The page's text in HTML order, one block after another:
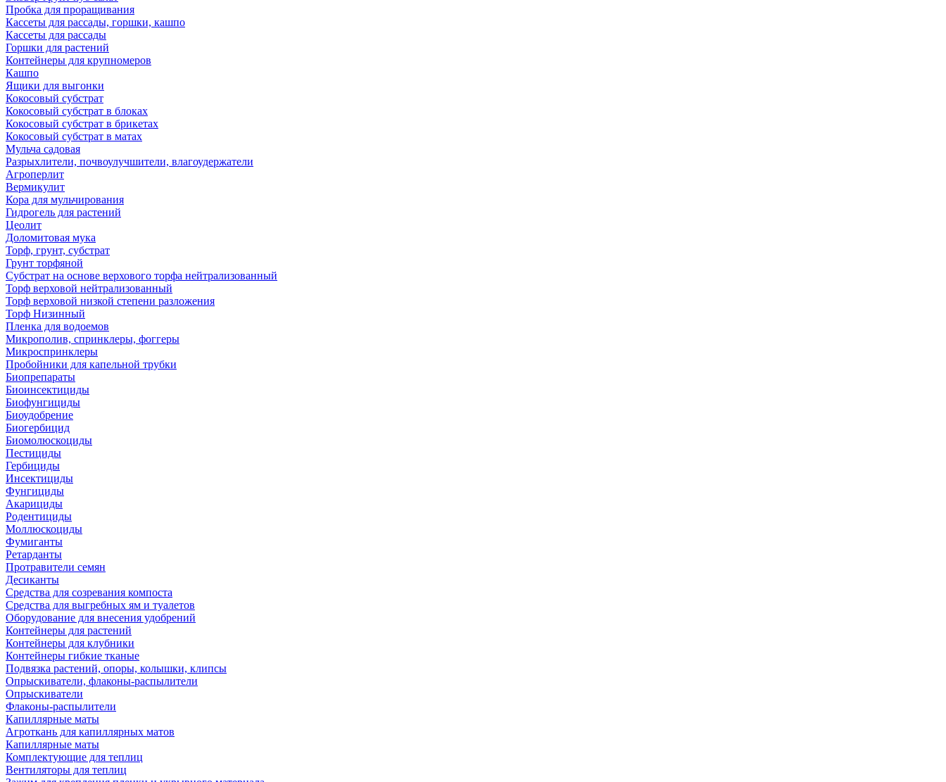
Пробка для проращивания
Кассеты для рассады, горшки, кашпо
Кассеты для рассады
Горшки для растений
Контейнеры для крупномеров
Кашпо
Ящики для выгонки
Кокосовый субстрат
Кокосовый субстрат в блоках
Кокосовый субстрат в брикетах
Кокосовый субстрат в матах
Мульча садовая
Разрыхлители, почвоулучшители, влагоудержатели
Агроперлит
Вермикулит
Кора для мульчирования
Гидрогель для растений
Цеолит
Доломитовая мука
Торф, грунт, субстрат
Грунт торфяной
Субстрат на основе верхового торфа нейтрализованный
Торф верховой нейтрализованный
Торф верховой низкой степени разложения
Торф Низинный
Пленка для водоемов
Микрополив, спринклеры, фоггеры
Микроспринклеры
Пробойники для капельной трубки
Биопрепараты
Биоинсектициды
Биофунгициды
Биоудобрение
Биогербицид
Биомолюскоциды
Пестициды
Гербициды
Инсектициды
Фунгициды
Акарициды
Родентициды
Моллюскоциды
Фумиганты
Ретарданты
Протравители семян
Десиканты
Средства для созревания компоста
Средства для выгребных ям и туалетов
Оборудование для внесения удобрений
Контейнеры для растений
Контейнеры для клубники
Контейнеры гибкие тканые
Подвязка растений, опоры, колышки, клипсы
Опрыскиватели, флаконы-распылители
Опрыскиватели
Флаконы-распылители
Капиллярные маты
Агроткань для капиллярных матов
Капиллярные маты
Комплектующие для теплиц
Вентиляторы для теплиц